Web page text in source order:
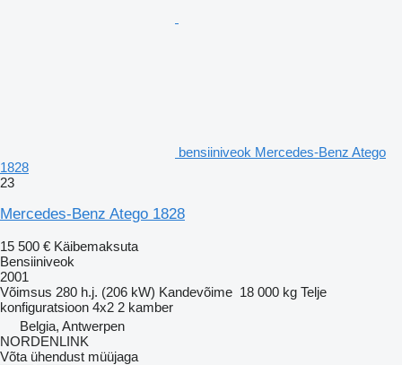
bensiiniveok Mercedes-Benz Atego
1828
23
Mercedes-Benz Atego 1828
15 500 € Käibemaksuta
Bensiiniveok
2001
Võimsus 280 h.j. (206 kW) Kandevõime 18 000 kg Telje
konfiguratsioon 4x2 2 kamber
Belgia, Antwerpen
NORDENLINK
Võta ühendust müüjaga